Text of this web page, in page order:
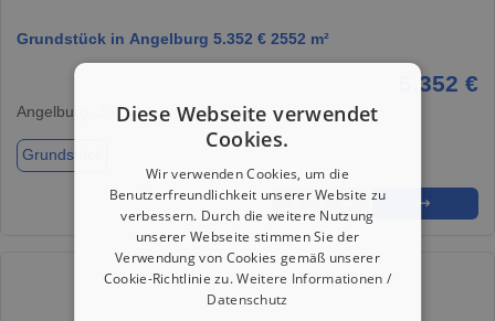
Grundstück in Angelburg 5.352 € 2552 m²
5.352 €
Angelburg, 35719
Grundstück
★ ➦ ➜
Diese Webseite verwendet
Cookies.
Wir verwenden Cookies, um die
Benutzerfreundlichkeit unserer Website zu
verbessern. Durch die weitere Nutzung
unserer Webseite stimmen Sie der
Verwendung von Cookies gemäß unserer
Cookie-Richtlinie zu.Weitere Informationen /
Datenschutz